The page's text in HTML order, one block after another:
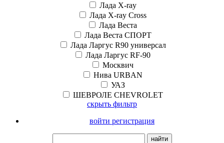
Лада X-ray
Лада X-ray Cross
Лада Веста
Лада Веста СПОРТ
Лада Ларгус R90 универсал
Лада Ларгус RF-90
Москвич
Нива URBAN
УАЗ
ШЕВРОЛЕ CHEVROLET
скрыть фильтр
войти регистрация
найти